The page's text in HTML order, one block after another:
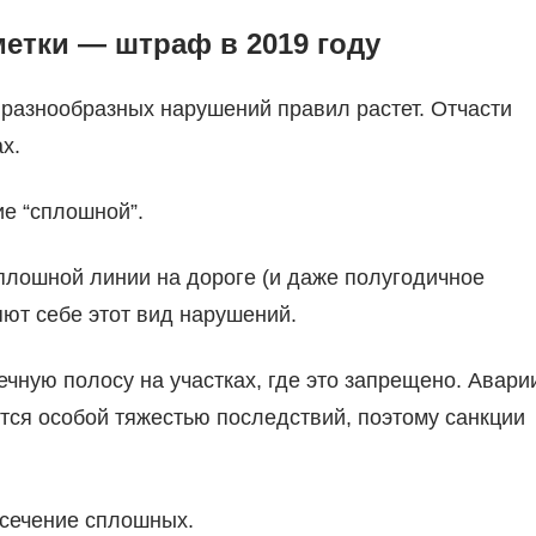
— штраф в 2019 году
нарушений правил растет. Отчасти
“сплошной”.
линии на дороге (и даже полугодичное
себе этот вид нарушений.
полосу на участках, где это запрещено.
особой тяжестью последствий, поэтому санкции
сплошных.